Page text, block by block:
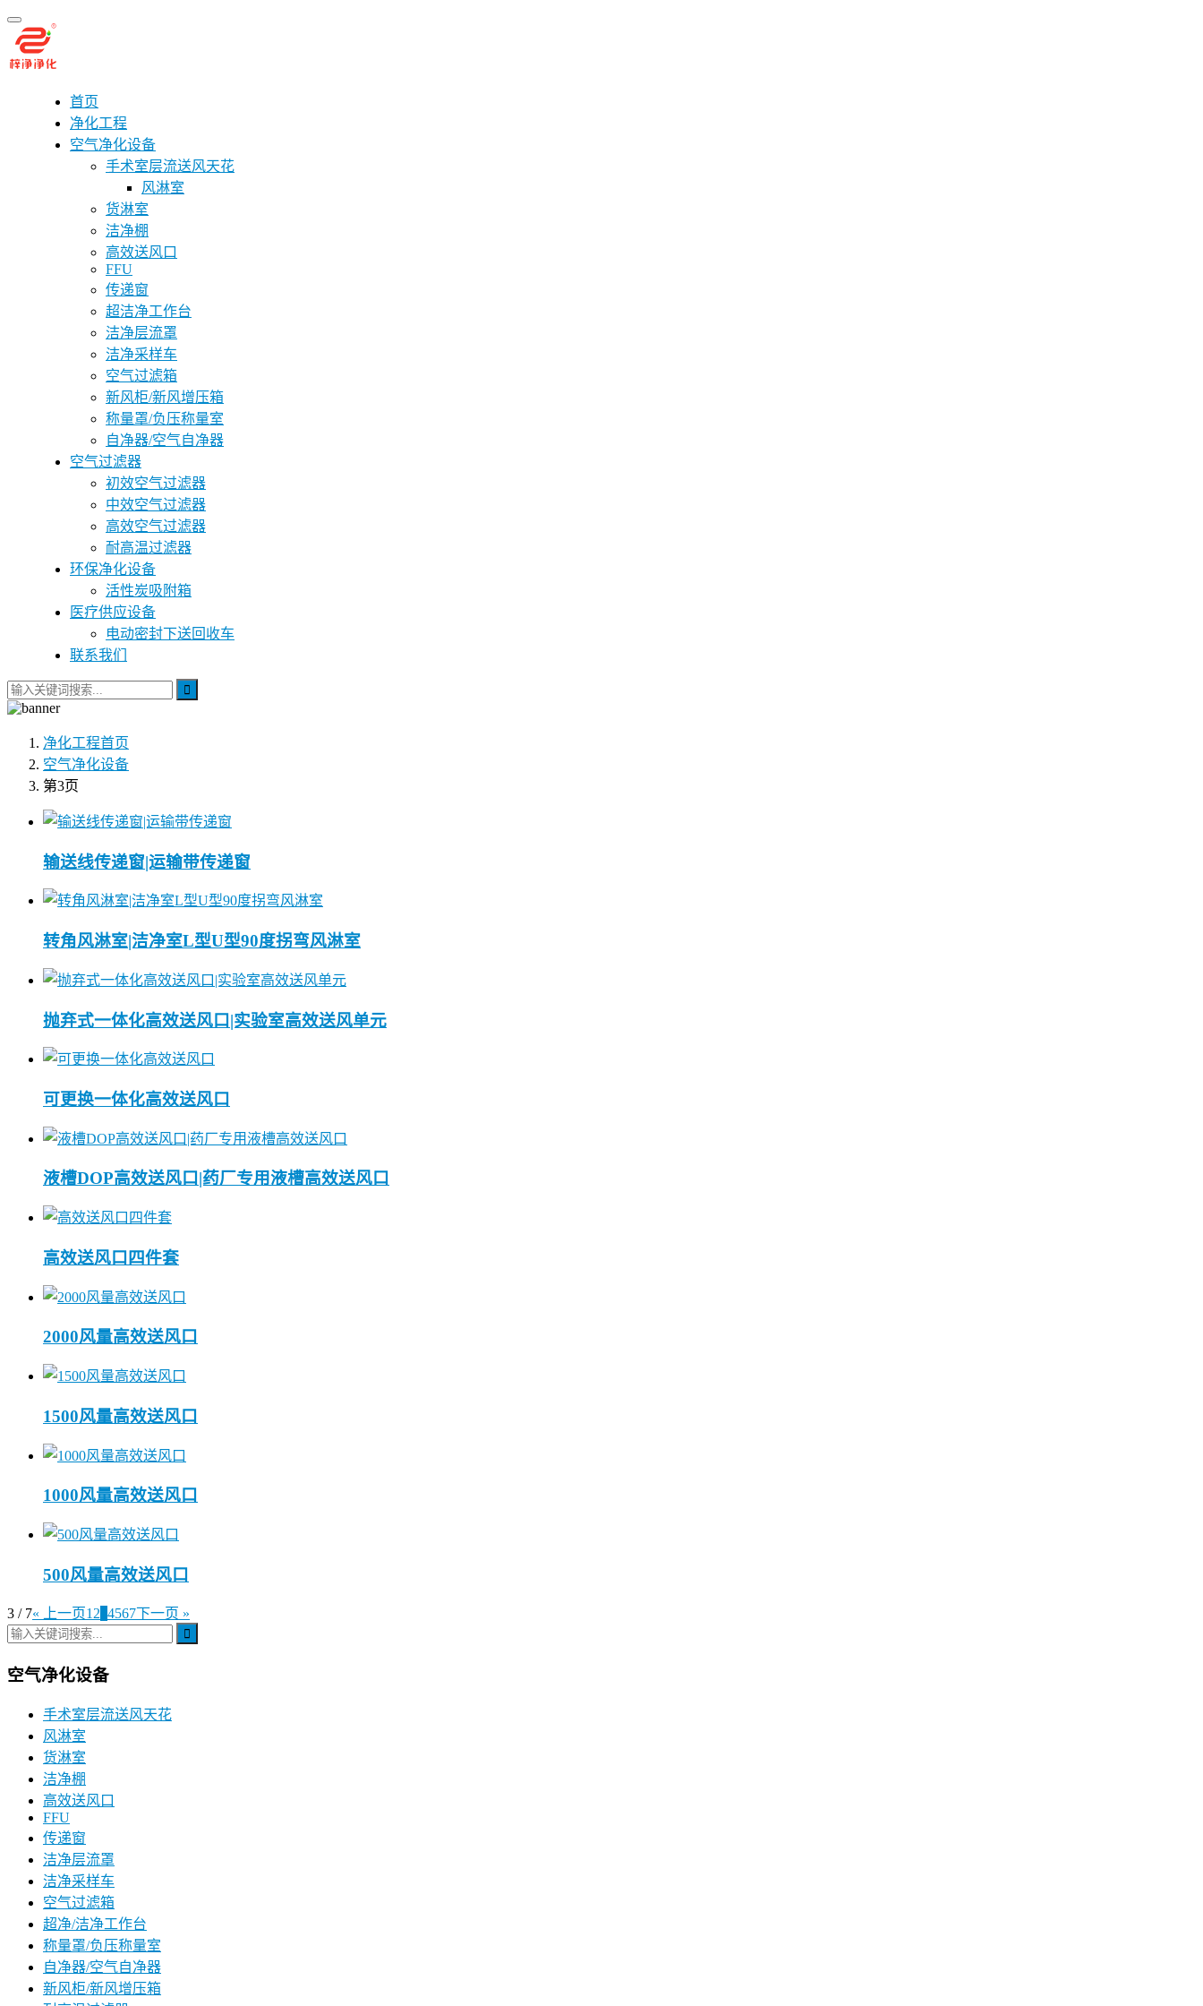
首页
净化工程
空气净化设备
手术室层流送风天花
风淋室
货淋室
洁净棚
高效送风口
FFU
传递窗
超洁净工作台
洁净层流罩
洁净采样车
空气过滤箱
新风柜/新风增压箱
称量罩/负压称量室
自净器/空气自净器
空气过滤器
初效空气过滤器
中效空气过滤器
高效空气过滤器
耐高温过滤器
环保净化设备
活性炭吸附箱
医疗供应设备
电动密封下送回收车
联系我们
净化工程首页
空气净化设备
第3页
输送线传递窗|运输带传递窗
转角风淋室|洁净室L型U型90度拐弯风淋室
抛弃式一体化高效送风口|实验室高效送风单元
可更换一体化高效送风口
液槽DOP高效送风口|药厂专用液槽高效送风口
高效送风口四件套
2000风量高效送风口
1500风量高效送风口
1000风量高效送风口
500风量高效送风口
3 / 7« 上一页1 2 4567下一页 »
空气净化设备
手术室层流送风天花
风淋室
货淋室
洁净棚
高效送风口
FFU
传递窗
洁净层流罩
洁净采样车
空气过滤箱
超净/洁净工作台
称量罩/负压称量室
自净器/空气自净器
新风柜/新风增压箱